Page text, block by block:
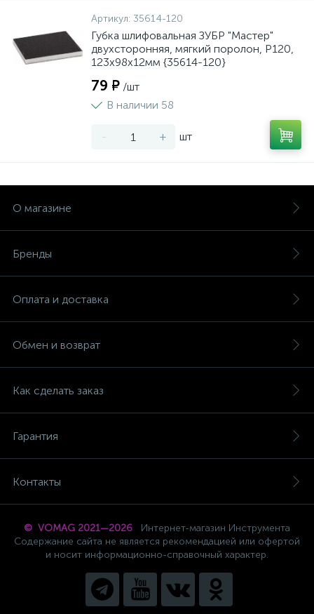
Артикул: 35614-120
Губка шлифовальная ЗУБР "Мастер"
двухсторонняя, мягкий поролон, Р120,
123х98х12мм {35614-120}
79 ₽ /шт
В наличии 58
- + шт
О магазине
Бренды
Оплата и доставка
Обмен и возврат
Как сделать заказ
Гарантия
Контакты
© VOMAG 2021—2026
Интернет-магазин Инструмента
Содержание сайта не является рекомендацией или офертой
и носит информационно-справочный характер.